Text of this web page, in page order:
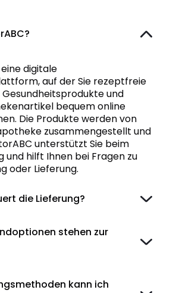
digitale
auf der Sie rezeptfreie
und
bequem online
Die Produkte werden von
zusammengestellt und
unterstützt Sie beim
und hilft Ihnen bei Fragen zu
oder Lieferung.
die Lieferung?
stehen zur
kann ich